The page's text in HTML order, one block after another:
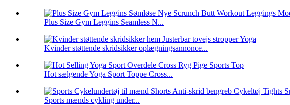
Plus Size Gym Leggins Seamless N...
Kvinder støttende skridsikker oplægningsannonce...
Hot sælgende Yoga Sport Toppe Cross...
Sports mænds cykling under...